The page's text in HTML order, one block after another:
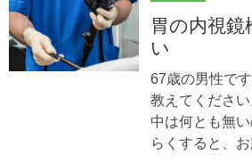
胃の内視鏡
い
67歳の男性で
教えてくださ
中は何とも無
らくすると、お